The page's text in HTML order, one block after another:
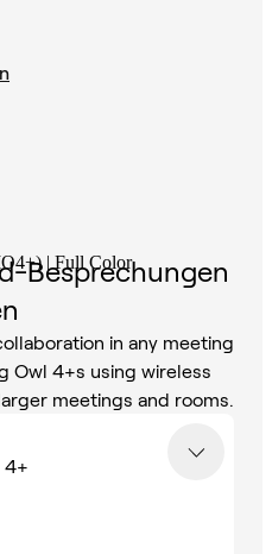
Besprechungen
in any meeting
Owl 4+s using wireless
meetings and rooms.
4+